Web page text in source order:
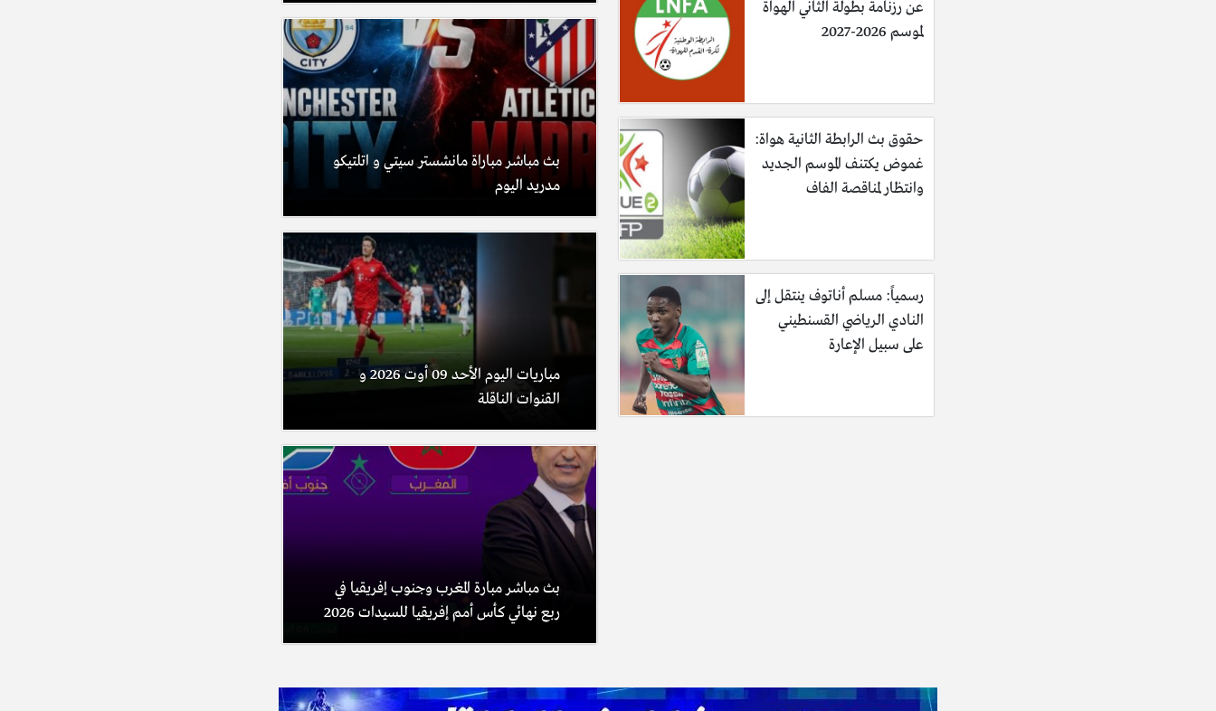
عن رزنامة بطولة الثاني الهواة
لموسم 2026-2027
حقوق بث الرابطة الثانية هواة:
غموض يكتنف الموسم الجديد
وانتظار لمناقصة الفاف
رسمياً: مسلم أناتوف ينتقل إلى
النادي الرياضي القسنطيني
على سبيل الإعارة
بث مباشر مباراة مانشستر سيتي و اتلتيكو
مدريد اليوم
مباريات اليوم الأحد 09 أوت 2026 و
القنوات الناقلة
بث مباشر مبارة المغرب وجنوب إفريقيا في
ربع نهائي كأس أمم إفريقيا للسيدات 2026